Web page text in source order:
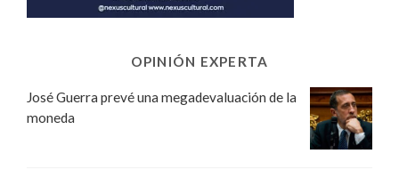
OPINIÓN EXPERTA
José Guerra prevé una megadevaluación de la
moneda